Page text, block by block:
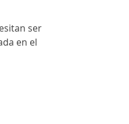
ser
en el